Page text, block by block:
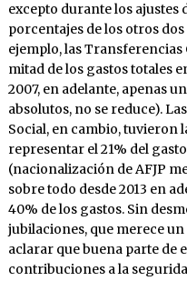
excepto durante los ajustes
porcentajes de los otros
ejemplo, las
mitad de los gastos totales
2007, en adelante, apenas
absolutos, no se reduce).
Social, en cambio, tuvieron
representar el 21% del
(nacionalización de AFJP
sobre todo desde 2013 en
40% de los gastos. Sin
jubilaciones, que merece
aclarar que buena parte de
contribuciones a la